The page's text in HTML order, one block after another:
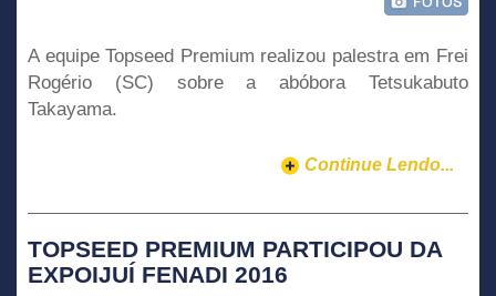
A equipe Topseed Premium realizou palestra em Frei
Rogério (SC) sobre a abóbora Tetsukabuto
Takayama.
Continue Lendo...
TOPSEED PREMIUM PARTICIPOU DA
EXPOIJUÍ FENADI 2016